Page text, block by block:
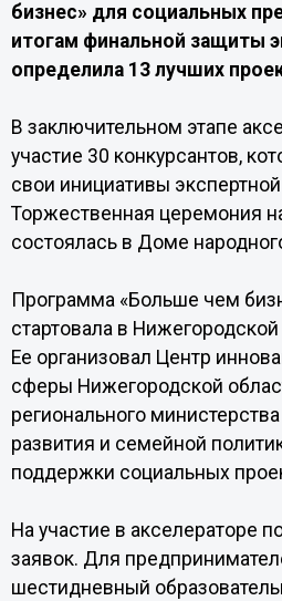
бизнес» для социальных
итогам финальной защиты
определила 13 лучших
В заключительном этапе
участие 30 конкурсантов,
свои инициативы
Торжественная церемония
состоялась в Доме
Программа «Больше чем
стартовала в
Ее организовал Центр
сферы Нижегородской
регионального
развития и семейной
поддержки социальных
На участие в акселераторе
заявок. Для
шестидневный